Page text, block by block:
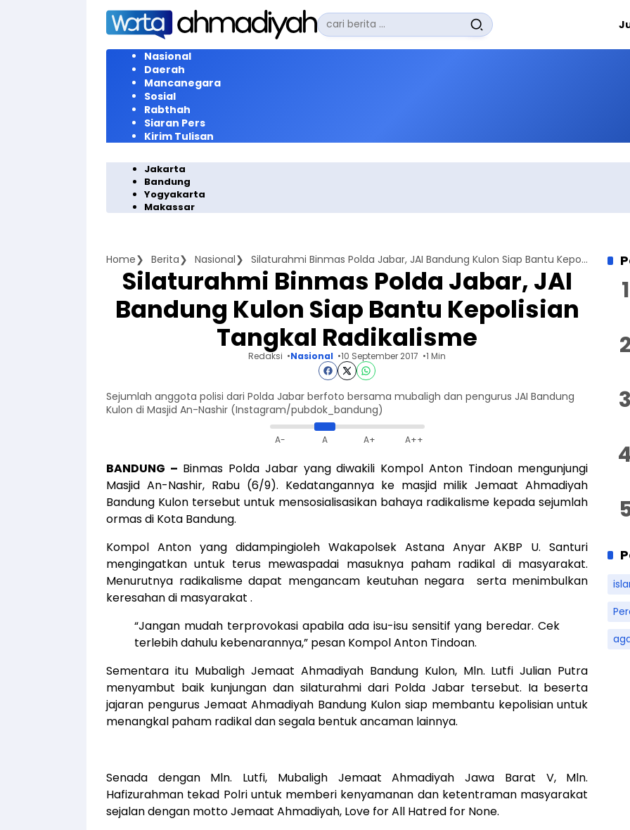
Langsung
konten
Pencarian
untuk:
Nasional
Daerah
Mancanegara
Sosial
Rabthah
Siaran Pers
Kirim Tulisan
Jakarta
Bandung
Yogyakarta
Makassar
Home Berita Nasional Silaturahmi Binmas Polda Jabar, JAI Bandung Kulon Siap Bantu Kepolisian Tangkal Radikalisme
Silaturahmi Binmas Polda Jabar, JAI
Bandung Kulon Siap Bantu Kepolisian
Tangkal Radikalisme
Redaksi Nasional 10 September 2017 1 Min
Sejumlah anggota polisi dari Polda Jabar berfoto bersama mubaligh dan pengurus JAI Bandung
Kulon di Masjid An-Nashir (Instagram/pubdok_bandung)
A- A A+ A++
BANDUNG – Binmas Polda Jabar yang diwakili Kompol Anton Tindoan mengunjungi
Masjid An-Nashir, Rabu (6/9). Kedatangannya ke masjid milik Jemaat Ahmadiyah
Bandung Kulon tersebut untuk mensosialisasikan bahaya radikalisme kepada sejumlah
ormas di Kota Bandung.
Kompol Anton yang didampingioleh Wakapolsek Astana Anyar AKBP U. Santuri
mengingatkan untuk terus mewaspadai masuknya paham radikal di masyarakat.
Menurutnya radikalisme dapat mengancam keutuhan negara serta menimbulkan
keresahan di masyarakat .
“Jangan mudah terprovokasi apabila ada isu-isu sensitif yang beredar. Cek
terlebih dahulu kebenarannya,” pesan Kompol Anton Tindoan.
Sementara itu Mubaligh Jemaat Ahmadiyah Bandung Kulon, Mln. Lutfi Julian Putra
menyambut baik kunjungan dan silaturahmi dari Polda Jabar tersebut. Ia beserta
jajaran pengurus Jemaat Ahmadiyah Bandung Kulon siap membantu kepolisian untuk
menangkal paham radikal dan segala bentuk ancaman lainnya.
Senada dengan Mln. Lutfi, Mubaligh Jemaat Ahmadiyah Jawa Barat V, Mln.
Hafizurahman tekad Polri untuk memberi kenyamanan dan ketentraman masyarakat
sejalan dengan motto Jemaat Ahmadiyah, Love for All Hatred for None.